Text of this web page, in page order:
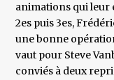
animations qui leur
2es puis 3es,
une bonne
vaut pour Steve
conviés à deux